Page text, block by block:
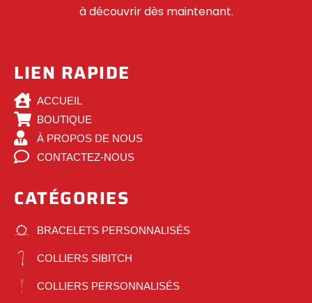
à découvrir dès maintenant.
LIEN RAPIDE
ACCUEIL
BOUTIQUE
À PROPOS DE NOUS
CONTACTEZ-NOUS
CATÉGORIES
BRACELETS PERSONNALISÉS
COLLIERS SIBITCH
COLLIERS PERSONNALISÉS